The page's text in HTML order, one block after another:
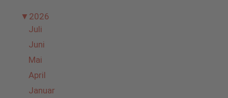
▼ 2026
Juli
Juni
Mai
April
Januar